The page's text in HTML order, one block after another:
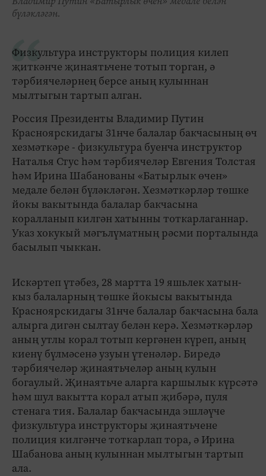
бүләкләгән.
Физкультура инструкторы полиция килеп
җиткәнче җинаятьчене тотып торган, ә
тәрбиячеләрнең берсе аның кулыннан
мылтыгын тартып алган.
Россия Президенты Владимир Путин
Красноярскидагы 31нче балалар бакчасының өч
хезмәткәре - физкультура буенча инструктор
Наталья Стус һәм тәрбиячеләр Евгения Толстая
һәм Ирина Шабанованы «Батырлык өчен»
медале белән бүләкләгән. Хезмәткәрләр төшке
йокы вакытында балалар бакчасына
коралланып килгән хатынны тоткарлаганнар.
Указ хокукый мәгълүматның рәсми порталында
басылып чыккан.
Искәртеп үтәбез, 28 мартта 19 яшьлек хатын-
кыз балаларның төшке йокысы вакытында
Красноярскидагы 31нче балалар бакчасына бала
алырга дигән сылтау белән керә. Хезмәткәрләр
аның утлы корал тотып кергәнен күреп, аның
киенү бүлмәсенә узуын үтенәләр. Биредә
тәрбиячеләр җинаятьчеләр аның кулын
богаулый. Җинаятьче аларга каршылык күрсәтә
һәм шул вакытта корал атып җибәрә, пуля
стенага тия. Балалар бакчасында эшләүче
физкультура инструкторы җинаятьчене
полиция килгәнче тоткарлап тора, ә Ирина
Шабанова аның кулыннан мылтыгын тартып
ала.